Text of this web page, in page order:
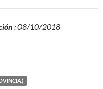
: 08/10/2018